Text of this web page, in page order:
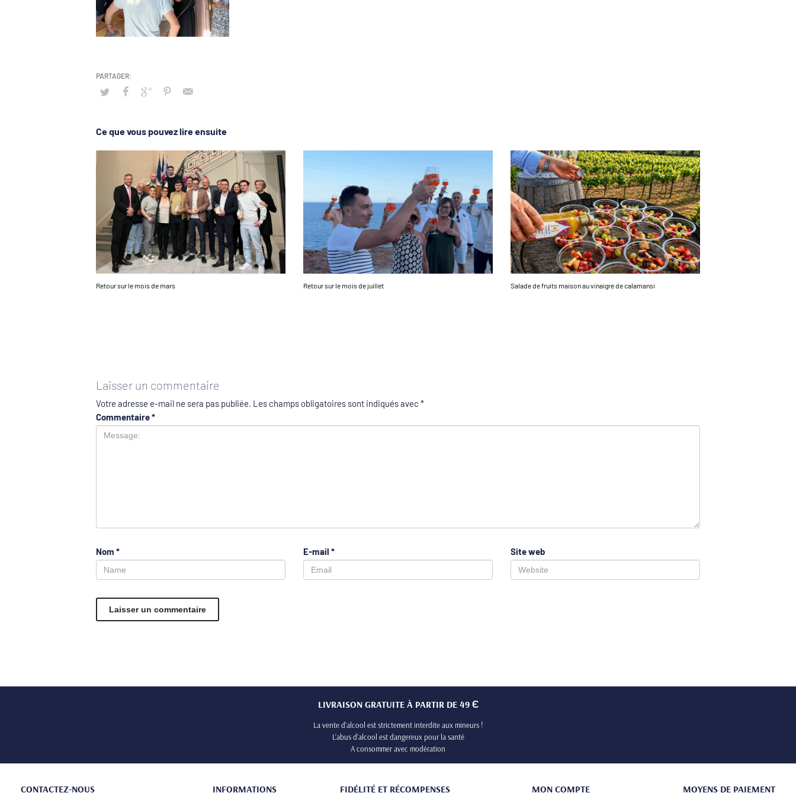
Ce que vous pouvez lire ensuite
Retour sur le mois de mars Retour sur le mois de juillet Salade de fruits maison au vinaigre de calamansi
Laisser un commentaire
Votre adresse e-mail ne sera pas publiée. Les champs obligatoires sont indiqués avec *
Commentaire*
Nom * E-mail * Site web
LIVRAISON GRATUITE À PARTIR DE 49 Є
La vente d’alcool est strictement interdite aux mineurs !
L’abus d’alcool est dangereux pour la santé
A consommer avec modération
CONTACTEZ-NOUS INFORMATIONS FIDÉLITÉ ET RÉCOMPENSES MON COMPTE MOYENS DE PAIEMENT